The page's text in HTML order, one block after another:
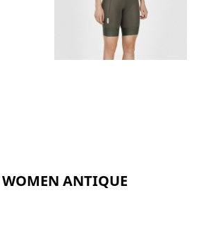
WOMEN ANTIQUE